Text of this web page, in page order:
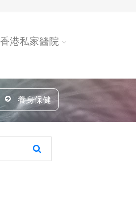
香港私家醫院
養身保健